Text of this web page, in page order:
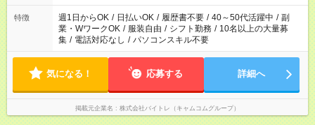
特徴 週1日からOK / 日払いOK / 履歴書不要 / 40～50代活躍中 / 副
業・WワークOK / 服装自由 / シフト勤務 / 10名以上の大量募
集 / 電話対応なし / パソコンスキル不要
気になる！ 応募する 詳細へ
掲載元企業名 株式会社バイトレ（キャムコムグループ）